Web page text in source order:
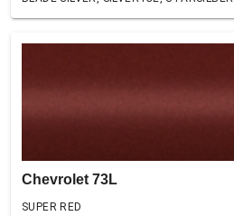
Chevrolet 73L
SUPER RED